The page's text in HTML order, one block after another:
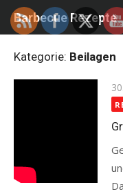
Skip
Barbecue Rezepte
Kategorie: Beilagen
on